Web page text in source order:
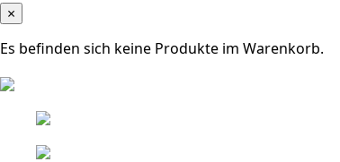
×
Es befinden sich keine Produkte im Warenkorb.